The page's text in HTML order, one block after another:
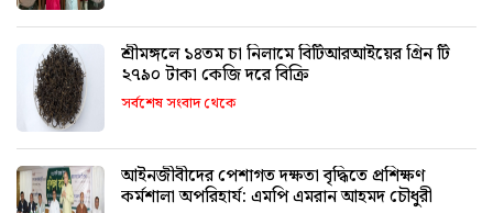
শ্রীমঙ্গলে ১৪তম চা নিলামে বিটিআরআইয়ের গ্রিন টি
২৭৯০ টাকা কেজি দরে বিক্রি
সর্বশেষ সংবাদ থেকে
আইনজীবীদের পেশাগত দক্ষতা বৃদ্ধিতে প্রশিক্ষণ
কর্মশালা অপরিহার্য: এমপি এমরান আহমদ চৌধুরী